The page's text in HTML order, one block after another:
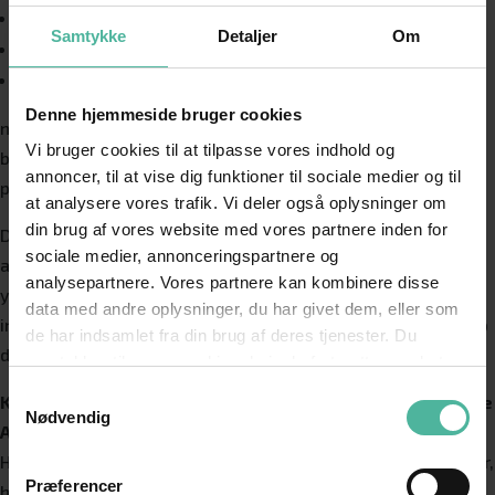
Samtykke Detaljer Om
Denne hjemmeside bruger cookies
Vi bruger cookies til at tilpasse vores indhold og
annoncer, til at vise dig funktioner til sociale medier og til
at analysere vores trafik. Vi deler også oplysninger om
din brug af vores website med vores partnere inden for
sociale medier, annonceringspartnere og
analysepartnere. Vores partnere kan kombinere disse
data med andre oplysninger, du har givet dem, eller som
de har indsamlet fra din brug af deres tjenester. Du
samtykker til vores cookies, hvis du fortsætter med at
Samtykkevalg
Nødvendig
Præferencer
Design
Få mere værdi med AI
Om os
Forstår bureauet din forretning
Det er vigtigt, at du hurtigt fornemmer, at bureauet er
naturlig interesse for, hvilke parametre der er vigtige for
både dig og dine kunder, bliver det svært at sælge dine
produkter eller ydelser online.
Det er en stor fordel, hvis bureauet meddeler, at de har
arbejdet med andre kunder, som sælger produkter eller
ydelser, der ligner dine. På den måde er bureauet allerede
inde i, hvilke søgeord og annoncetekster, der virker for netop
din målgruppe.
Kan bureauet sammenkoble Google Analytics med Google
AdWords
Hvis du er i kontakt med et bureau, som ikke ved eller forstår,